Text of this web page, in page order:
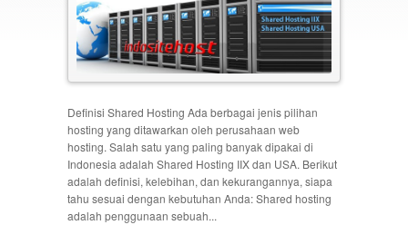
Definisi Shared Hosting Ada berbagai jenis pilihan
hosting yang ditawarkan oleh perusahaan web
hosting. Salah satu yang paling banyak dipakai di
Indonesia adalah Shared Hosting IIX dan USA. Berikut
adalah definisi, kelebihan, dan kekurangannya, siapa
tahu sesuai dengan kebutuhan Anda: Shared hosting
adalah penggunaan sebuah...